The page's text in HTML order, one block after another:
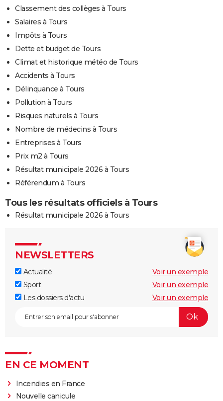
Classement des collèges à Tours
Salaires à Tours
Impôts à Tours
Dette et budget de Tours
Climat et historique météo de Tours
Accidents à Tours
Délinquance à Tours
Pollution à Tours
Risques naturels à Tours
Nombre de médecins à Tours
Entreprises à Tours
Prix m2 à Tours
Résultat municipale 2026 à Tours
Référendum à Tours
Tous les résultats officiels à Tours
Résultat municipale 2026 à Tours
NEWSLETTERS
Actualité
Voir un exemple
Sport
Voir un exemple
Les dossiers d'actu
Voir un exemple
EN CE MOMENT
Incendies en France
Nouvelle canicule